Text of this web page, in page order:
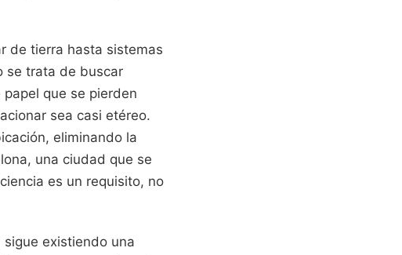
de tierra hasta sistemas
se trata de buscar
que se pierden
sea casi etéreo.
eliminando la
una ciudad que se
es un requisito, no
existiendo una